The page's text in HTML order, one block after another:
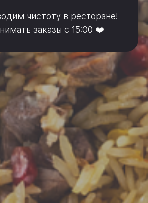
чистоту в ресторане!
заказы с 15:00 ❤️